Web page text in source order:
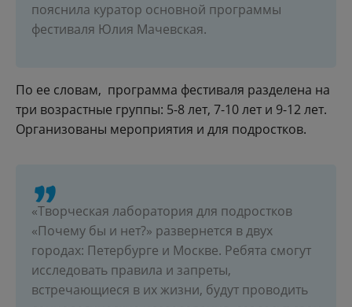
пояснила куратор основной программы
фестиваля Юлия Мачевская.
По ее словам, программа фестиваля разделена на
три возрастные группы: 5-8 лет, 7-10 лет и 9-12 лет.
Организованы мероприятия и для подростков.
«‎Творческая лаборатория для подростков
«‎Почему бы и нет?» развернется в двух
городах: Петербурге и Москве. Ребята смогут
исследовать правила и запреты,
встречающиеся в их жизни, будут проводить